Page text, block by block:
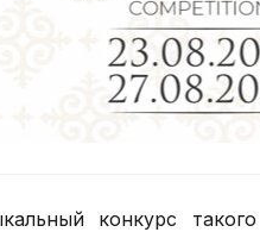
конкурс